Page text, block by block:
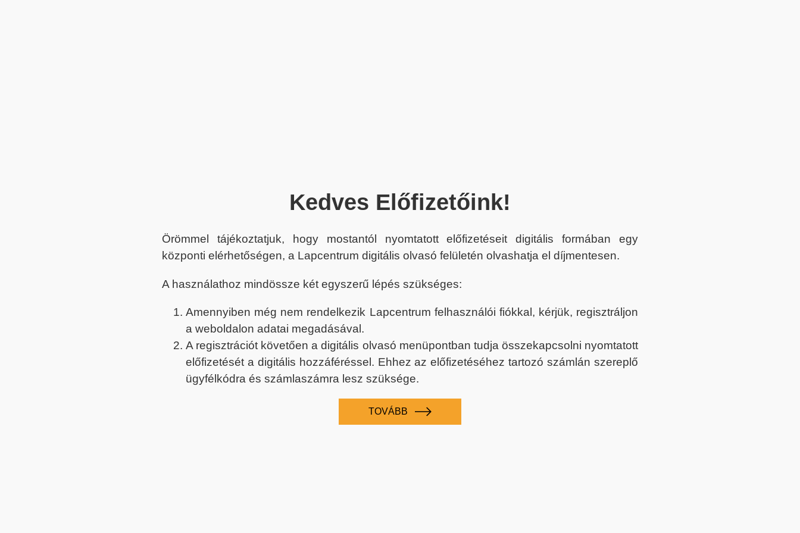
Kedves Előfizetőink!
Örömmel tájékoztatjuk, hogy mostantól nyomtatott előfizetéseit digitális formában egy
központi elérhetőségen, a Lapcentrum digitális olvasó felületén olvashatja el díjmentesen.
A használathoz mindössze két egyszerű lépés szükséges:
Amennyiben még nem rendelkezik Lapcentrum felhasználói fiókkal, kérjük, regisztráljon
a weboldalon adatai megadásával.
A regisztrációt követően a digitális olvasó menüpontban tudja összekapcsolni nyomtatott
előfizetését a digitális hozzáféréssel. Ehhez az előfizetéséhez tartozó számlán szereplő
ügyfélkódra és számlaszámra lesz szüksége.
TOVÁBB